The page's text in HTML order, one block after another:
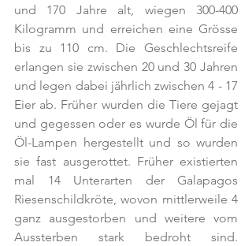
und 170 Jahre alt, wiegen 300-400
Kilogramm und erreichen eine Grösse
bis zu 110 cm. Die Geschlechtsreife
erlangen sie zwischen 20 und 30 Jahren
und legen dabei jährlich zwischen 4 - 17
Eier ab. Früher wurden die Tiere gejagt
und gegessen oder es wurde Öl für die
Öl-Lampen hergestellt und so wurden
sie fast ausgerottet. Früher existierten
mal 14 Unterarten der Galapagos
Riesenschildkröte, wovon mittlerweile 4
ganz ausgestorben und weitere vom
Aussterben stark bedroht sind.